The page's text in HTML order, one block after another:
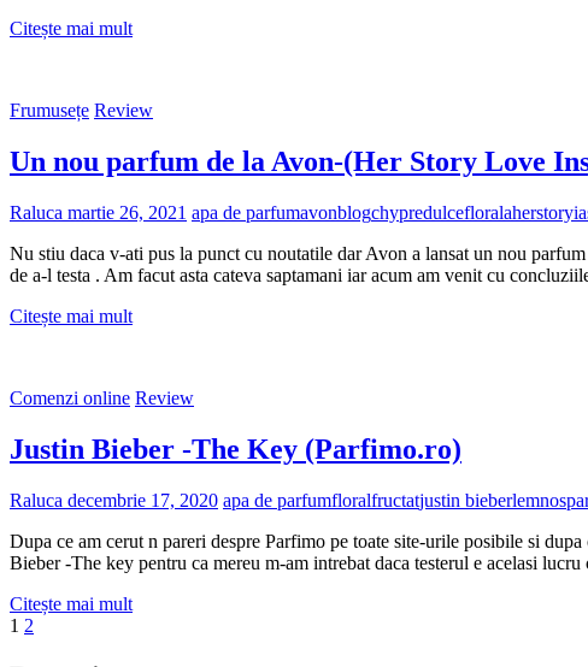
Citește mai multCreed
si
ale
acestui
parfum
Frumusețe Review
Un nou parfum de la Avon-(Her Story Love
Raluca martie 26, 2021 apa de parfumavonblogchypredulcefloralaherstory
Nu stiu daca v-ati pus la punct cu noutatile dar Avon a lansat un nou
de a-l testa . Am facut asta cateva saptamani iar acum am venit cu
Citește mai multUn
la
(Her
Story
Inspires)
Comenzi online Review
Justin Bieber -The Key (Parfimo.ro)
Raluca decembrie 17, 2020 apa de parfumfloralfructatjustin bieberlemnos
Dupa ce am cerut n pareri despre Parfimo pe toate site-urile posibile si
Bieber -The key pentru ca mereu m-am intrebat daca testerul e acelasi
Citește mai multJustin
Paginație
Page
1 Page
2